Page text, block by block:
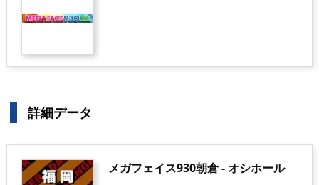
詳細データ
メガフェイス930朝倉 - オシホール